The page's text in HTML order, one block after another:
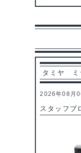
タミヤ ミ
2026年08月
スタッフブ